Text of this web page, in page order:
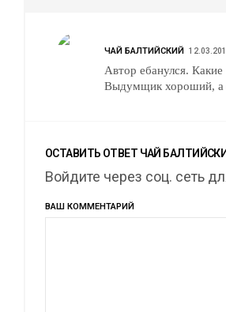
ЧАЙ БАЛТИЙСКИЙ
Автор ебанулся.
Выдумщик хороший, а
ОСТАВИТЬ ОТВЕТ ЧАЙ
Войдите через соц. сеть
ВАШ КОММЕНТАРИЙ